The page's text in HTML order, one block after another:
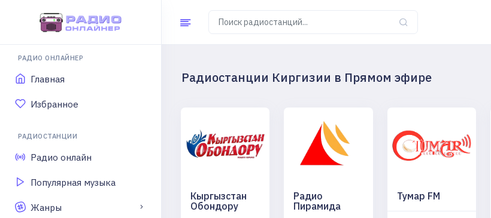
РАДИО ОНЛАЙНЕР
Главная
Избранное
РАДИОСТАНЦИИ
Радио онлайн
Популярная музыка
Жанры
Радиостанции Киргизии в Прямом эфире
Кыргызстан
Обондору
Радио
Пирамида
Тумар FM